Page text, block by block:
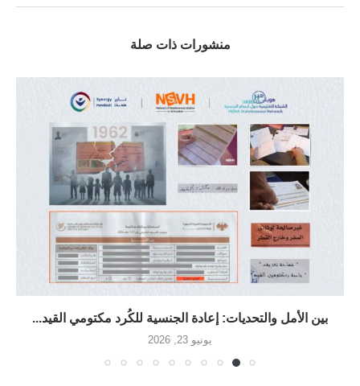
منشورات ذات صلة
بين الأمل والتحديات: إعادة الجنسية للكُرد مكتومي القيد...
يونيو 23, 2026